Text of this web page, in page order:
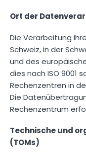
Ort der
Die Verarbeitung
Schweiz, in der
und des
dies nach ISO 9001
Rechenzentren in
Die
Rechenzentrum
Technische und
(TOMs)